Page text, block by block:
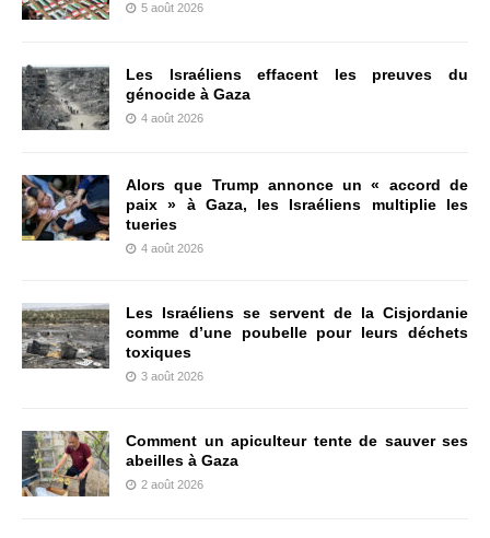
5 août 2026
Les Israéliens effacent les preuves du
génocide à Gaza
4 août 2026
Alors que Trump annonce un « accord de
paix » à Gaza, les Israéliens multiplie les
tueries
4 août 2026
Les Israéliens se servent de la Cisjordanie
comme d’une poubelle pour leurs déchets
toxiques
3 août 2026
Comment un apiculteur tente de sauver ses
abeilles à Gaza
2 août 2026